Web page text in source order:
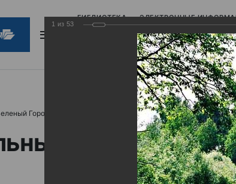
БИБЛИОТЕКА ЭЛЕКТРОННЫЕ
БИБЛИОПОМОЩЬ
Город
выставки
1 из 53